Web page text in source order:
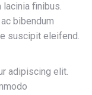
finibus.
bibendum
suscipit eleifend.
adipiscing elit.